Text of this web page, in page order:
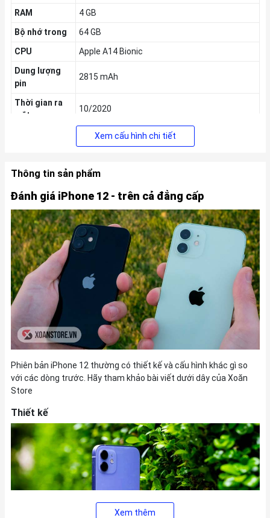
RAM
4 GB
Bộ nhớ trong
64 GB
CPU
Apple A14 Bionic
Dung lượng
pin
2815 mAh
Thời gian ra
mắt
10/2020
Xem cấu hình chi tiết
Thông tin sản phẩm
Đánh giá iPhone 12 - trên cả đẳng cấp
Phiên bản iPhone 12 thường có thiết kế và cấu hình khác gì so
với các dòng trước. Hãy tham khảo bài viết dưới dây của Xoăn
Store
Thiết kế
Xem thêm